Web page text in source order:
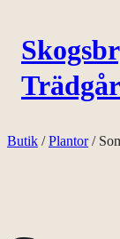
till
innehåll
Butik /Plantor/